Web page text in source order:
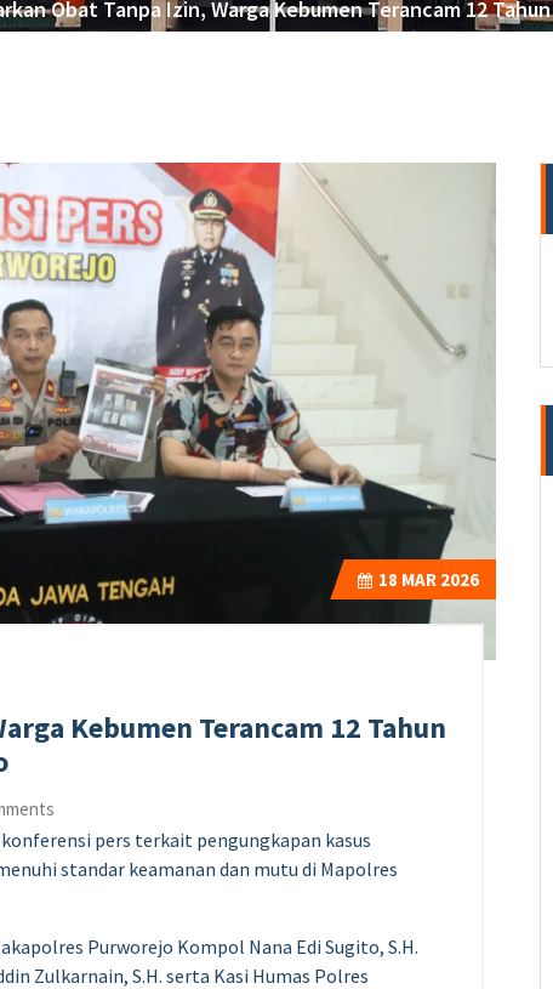
Obat Tanpa Izin, Warga Kebumen Terancam 12
Kebumen Terancam 12 Tahun
18 MAR 2026
pers terkait pengungkapan kasus
standar keamanan dan mutu di Mapolres
Purworejo Kompol Nana Edi Sugito, S.H.
Zulkarnain, S.H. serta Kasi Humas Polres